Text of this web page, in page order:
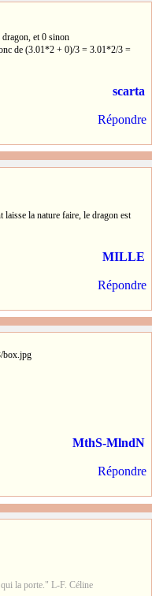
dragon, et 0 sinon
de (3.01*2 + 0)/3 = 3.01*2/3 =
scarta
Répondre
la nature faire, le dragon est
MILLE
Répondre
MthS-MlndN
Répondre
la porte." L-F. Céline